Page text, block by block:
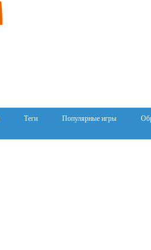
Теги Популярные игры